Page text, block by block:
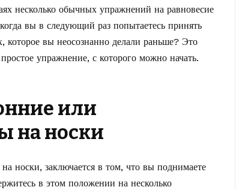
несколько обычных упражнений на равновесие
вы в следующий раз попытаетесь принять
которое вы неосознанно делали раньше? Это
упражнение, с которого можно начать.
или
на носки
носки, заключается в том, что вы поднимаете
в этом положении на несколько